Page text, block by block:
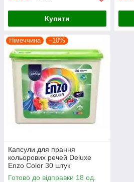
Купити
Німеччина –10%
Капсули для прання
кольорових речей Deluxe
Enzo Color 30 штук
Готово до відправки 18 од.